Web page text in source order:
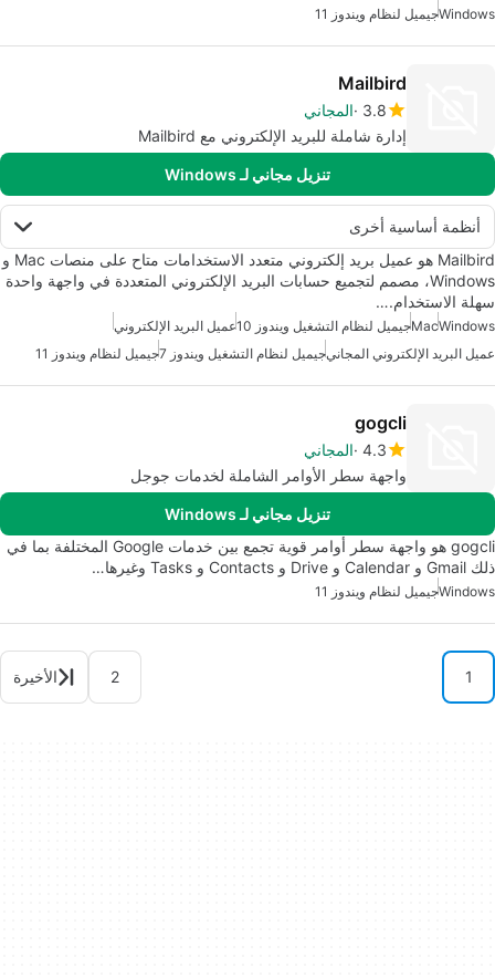
Windowsجيميل لنظام ويندوز 11
Mailbird
3.8 المجاني
إدارة شاملة للبريد الإلكتروني مع Mailbird
تنزيل مجاني لـ Windows
أنظمة أساسية أخرى
Mailbird هو عميل بريد إلكتروني متعدد الاستخدامات متاح على منصات Mac و
Windows، مصمم لتجميع حسابات البريد الإلكتروني المتعددة في واجهة واحدة
سهلة الاستخدام.…
Windows
Macجيميل لنظام التشغيل ويندوز 10
عميل البريد الإلكتروني
عميل البريد الإلكتروني المجانيجيميل لنظام التشغيل ويندوز 7 جيميل لنظام ويندوز 11
gogcli
4.3 المجاني
واجهة سطر الأوامر الشاملة لخدمات جوجل
تنزيل مجاني لـ Windows
gogcli هو واجهة سطر أوامر قوية تجمع بين خدمات Google المختلفة بما في
ذلك Gmail و Calendar و Drive و Contacts و Tasks وغيرها…
Windowsجيميل لنظام ويندوز 11
1
2 الأخيرة